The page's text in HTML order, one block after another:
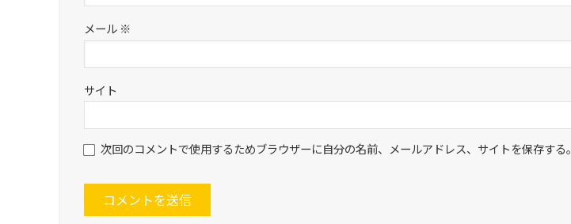
メール ※
サイト
次回のコメントで使用するためブラウザーに自分の名前、メールアドレス、サイトを保存する。